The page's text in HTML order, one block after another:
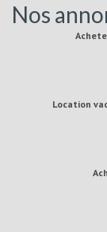
Nos
Location